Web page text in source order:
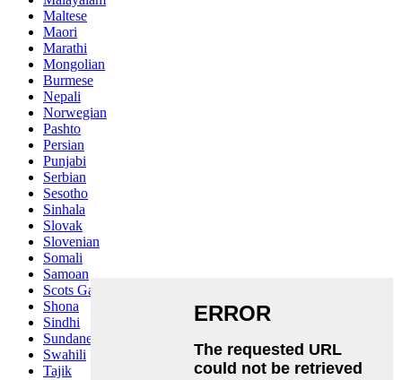
Maltese
Maori
Marathi
Mongolian
Burmese
Nepali
Norwegian
Pashto
Persian
Punjabi
Serbian
Sesotho
Sinhala
Slovak
Slovenian
Somali
Samoan
Scots Gaelic
Shona
Sindhi
Sundanese
Swahili
Tajik